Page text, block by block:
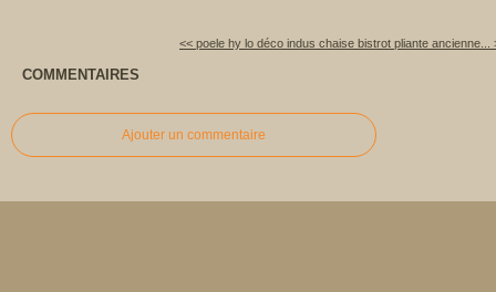
<< poele hy lo déco indus chaise bistrot pliante ancienne...
COMMENTAIRES
Ajouter un commentaire